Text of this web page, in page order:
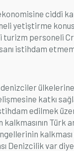
ciddi
yetiştirme
turizm personeli
istihdam
ülkelerine
katkı
edilmek
kalkmasının
Denizcilik var